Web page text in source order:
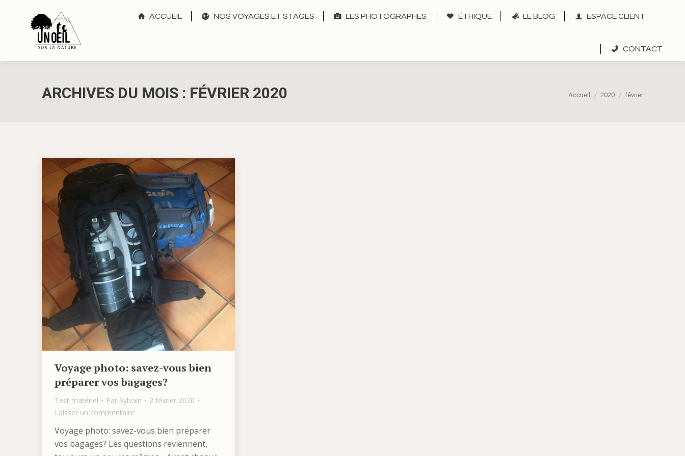
ACCUEIL NOS VOYAGES ET STAGES LES PHOTOGRAPHES ÉTHIQUE LE BLOG ESPACE CLIENT
CONTACT
ARCHIVES DU MOIS : FÉVRIER 2020 Vous êtes ici :
Accueil 2020 février
Voyage photo: savez-vous bien
préparer vos bagages?
Test matériel Par Sylvain
2 février 2020
Laisser un commentaire
Voyage photo: savez-vous bien préparer
vos bagages? Les questions reviennent,